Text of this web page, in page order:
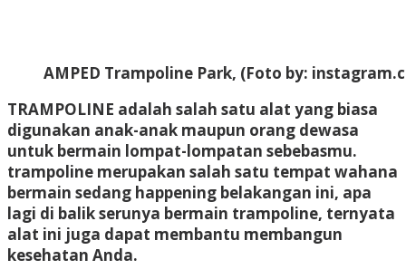
AMPED Trampoline Park, (Foto by:
TRAMPOLINE adalah salah satu alat yang biasa
digunakan anak-anak maupun orang dewasa
untuk bermain lompat-lompatan sebebasmu.
trampoline merupakan salah satu tempat wahana
bermain sedang happening belakangan ini, apa
lagi di balik serunya bermain trampoline, ternyata
alat ini juga dapat membantu membangun
kesehatan Anda.